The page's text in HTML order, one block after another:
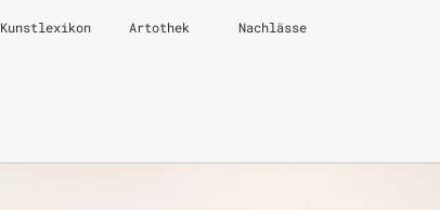
Nachlässe
Artothek
Kunstlexikon